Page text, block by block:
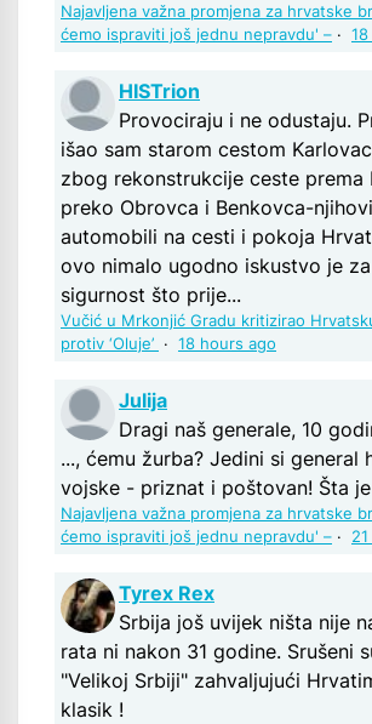
Najavljena važna promjena za hrvatske
ćemo ispraviti još jednu nepravdu' – ·
HISTrion
Provociraju i ne odustaju.
išao sam starom cestom
zbog rekonstrukcije ceste prema
preko Obrovca i Benkovca-
automobili na cesti i pokoja
ovo nimalo ugodno iskustvo je
sigurnost što prije...
Vučić u Mrkonjić Gradu kritizirao
protiv ‘Oluje’ · 18 hours ago
Julija
Dragi naš generale, 10
..., ćemu žurba? Jedini si general
vojske - priznat i poštovan! Šta
Najavljena važna promjena za hrvatske
ćemo ispraviti još jednu nepravdu' – ·
Tyrex Rex
Srbija još uvijek ništa nije
rata ni nakon 31 godine. Srušeni
"Velikoj Srbiji" zahvaljujući
klasik !